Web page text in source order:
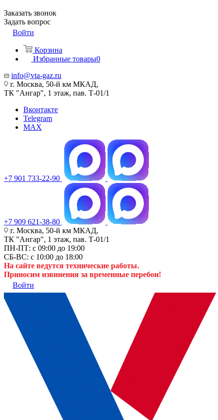
Заказать звонок
Задать вопрос
Войти
Корзина
Избранные товары0
info@vta-gaz.ru
г. Москва, 50-й км МКАД,
ТК "Ангар", 1 этаж, пав. Т-01/1
Вконтакте
Telegram
MAX
+7 901 733-22-90
+7 909 621-38-80
г. Москва, 50-й км МКАД,
ТК "Ангар", 1 этаж, пав. Т-01/1
ПН-ПТ: с 09:00 до 19:00
СБ-ВС: с 10:00 до 18:00
На сайте ведутся технические работы.
Приносим извинения за временные перебои!
Войти